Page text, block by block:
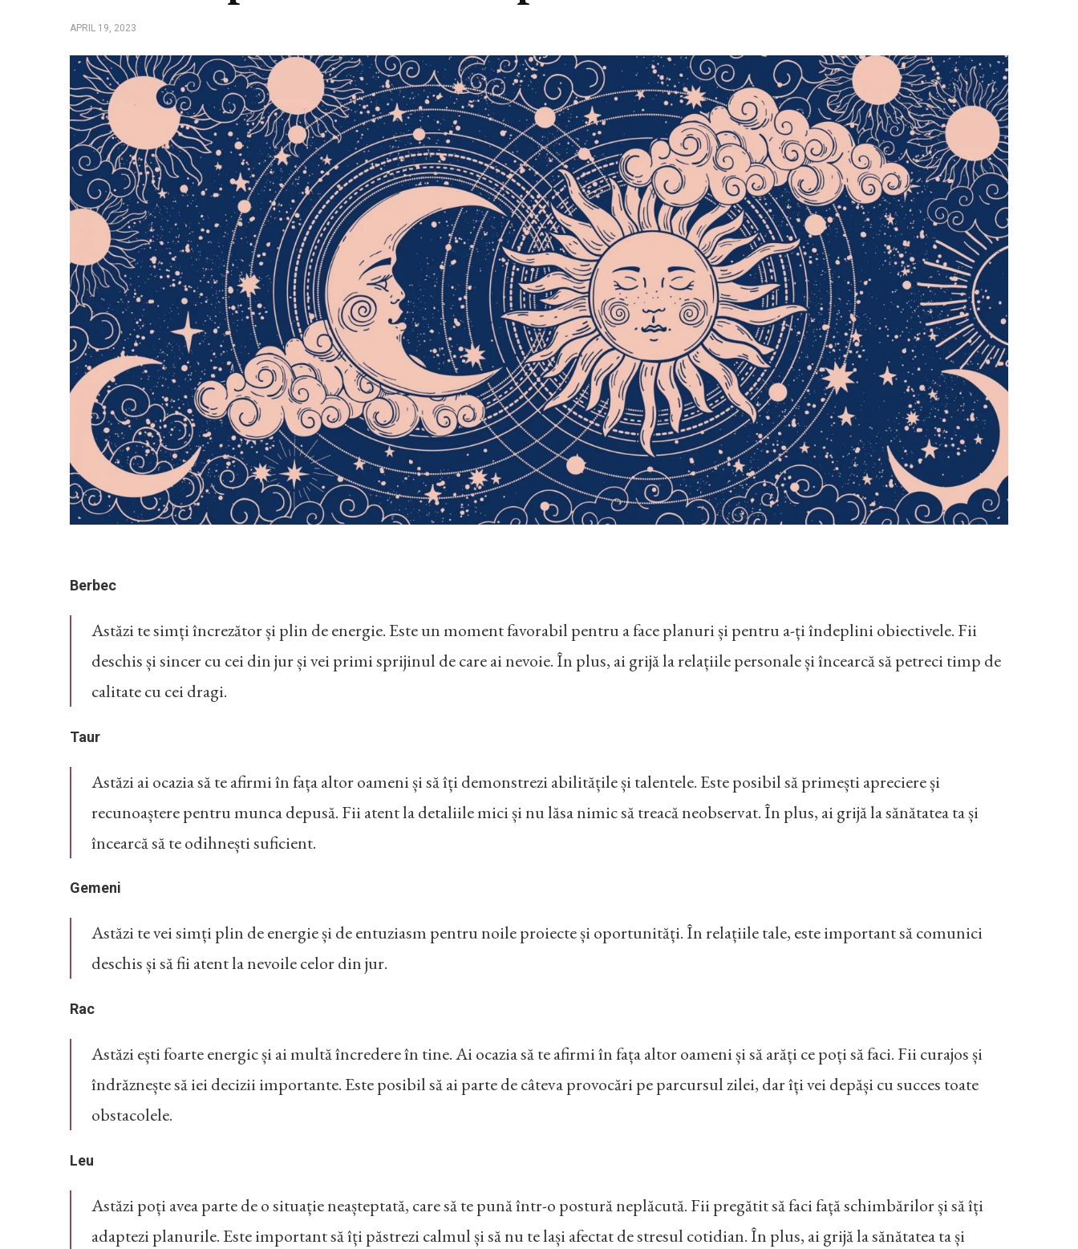
APRIL 19, 2023
Berbec
Astăzi te simți încrezător și plin de energie. Este un moment favorabil pentru a face planuri și pentru a-ți îndeplini obiectivele. Fii
deschis și sincer cu cei din jur și vei primi sprijinul de care ai nevoie. În plus, ai grijă la relațiile personale și încearcă să petreci timp de
calitate cu cei dragi.
Taur
Astăzi ai ocazia să te afirmi în fața altor oameni și să îți demonstrezi abilitățile și talentele. Este posibil să primești apreciere și
recunoaștere pentru munca depusă. Fii atent la detaliile mici și nu lăsa nimic să treacă neobservat. În plus, ai grijă la sănătatea ta și
încearcă să te odihnești suficient.
Gemeni
Astăzi te vei simți plin de energie și de entuziasm pentru noile proiecte și oportunități. În relațiile tale, este important să comunici
deschis și să fii atent la nevoile celor din jur.
Rac
Astăzi ești foarte energic și ai multă încredere în tine. Ai ocazia să te afirmi în fața altor oameni și să arăți ce poți să faci. Fii curajos și
îndrăznește să iei decizii importante. Este posibil să ai parte de câteva provocări pe parcursul zilei, dar îți vei depăși cu succes toate
obstacolele.
Leu
Astăzi poți avea parte de o situație neașteptată, care să te pună într-o postură neplăcută. Fii pregătit să faci față schimbărilor și să îți
adaptezi planurile. Este important să îți păstrezi calmul și să nu te lași afectat de stresul cotidian. În plus, ai grijă la sănătatea ta și